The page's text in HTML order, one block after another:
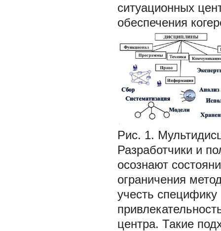
ситуационных
обеспечения
Рис. 1.
Разработчики и
осознают
ограничения
учесть специфику
центра. Такие